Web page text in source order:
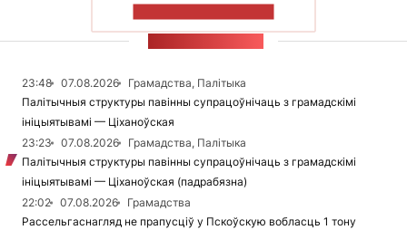
23:48 07.08.2026
Грамадства, Палітыка
Палітычныя структуры павінны супрацоўнічаць з грамадскімі
ініцыятывамі — Ціханоўская
23:23
07.08.2026
Грамадства, Палітыка
Палітычныя структуры павінны супрацоўнічаць з грамадскімі
ініцыятывамі — Ціханоўская (падрабязна)
22:02
07.08.2026
Грамадства
Рассельгаснагляд не прапусціў у Пскоўскую вобласць 1 тону